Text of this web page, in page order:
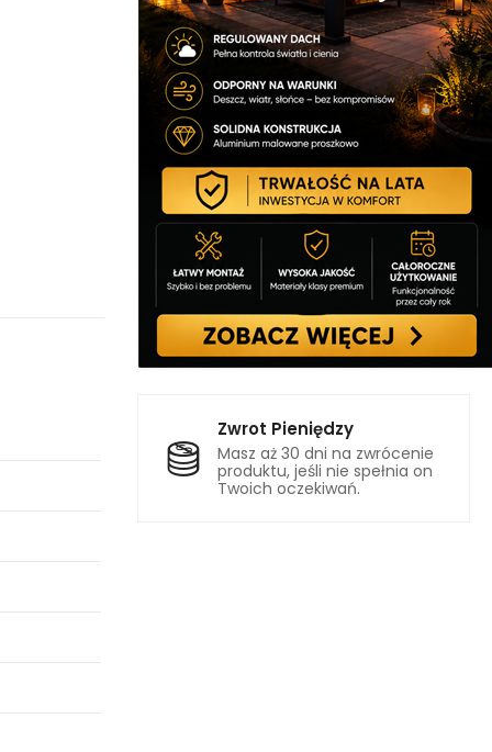
Zwrot Pieniędzy
Masz aż 30 dni na zwrócenie
produktu, jeśli nie spełnia on
Twoich oczekiwań.